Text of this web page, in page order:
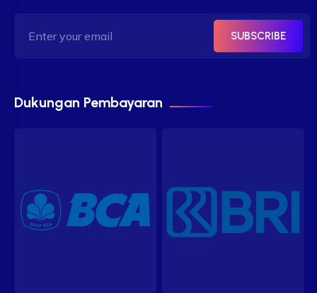
SUBSCRIBE
Dukungan Pembayaran